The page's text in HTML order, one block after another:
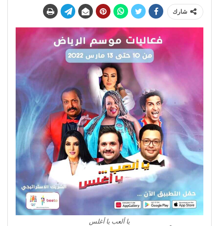
شارك
يا ألعب يا أغلس